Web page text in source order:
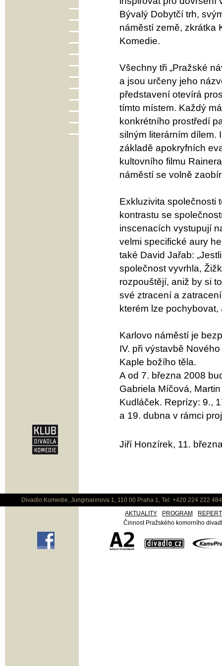
Bývalý Dobytčí trh,
náměstí země, zkrátka
Komedie.
Všechny tři „Pražské
a jsou určeny jeho
představení otevírá
tímto místem. Každý
konkrétního prostředí
silným literárním dílem.
základě apokryfních
kultovního filmu
náměstí se volně
Exkluzivita společnosti
kontrastu se
inscenacích vystupují
velmi specifické aury
také David Jařab:
společnost vyvrhla,
rozpouštějí, aniž by si
své ztracení a
kterém lze pochybovat,
Karlovo náměstí je
IV. při výstavbě
Kaple božího těla.
A od 7. března 2008
Gabriela Míčová,
Kudláček. Reprízy: 9.,
a 19. dubna v rámci
Jiří Honzírek, 11.
Divadlo Komedie, Jungmannova 1, 110 00 Praha 1, Tel: +420 224 222
AKTUALITY
PROGRAM
Činnost Pražského komorního